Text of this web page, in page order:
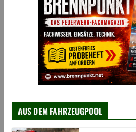
AUS DEM FAHRZEUGPOOL